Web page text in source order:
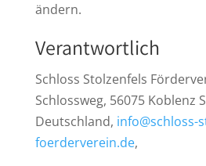
ändern.
Verantwortlich
Schloss Stolzenfels
Schlossweg, 56075 Koblenz
Deutschland, info@schloss-
foerderverein.de,